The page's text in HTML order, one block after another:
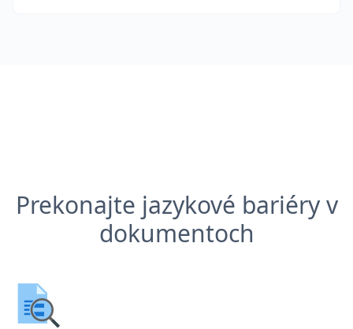
Prekonajte jazykové bariéry v
dokumentoch